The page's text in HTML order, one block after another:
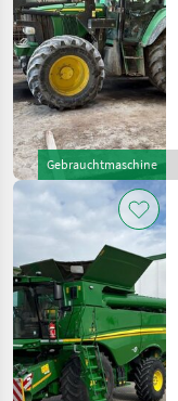
Gebrauchtmaschine